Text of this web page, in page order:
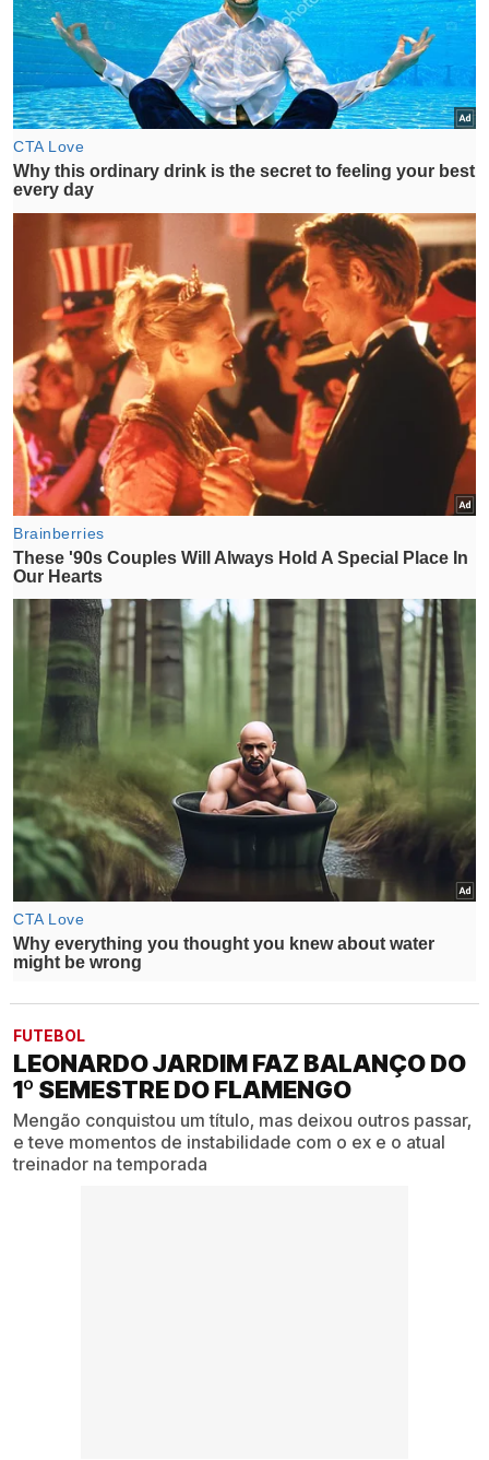
FUTEBOL
LEONARDO JARDIM FAZ BALANÇO DO
1º SEMESTRE DO FLAMENGO
Mengão conquistou um título, mas deixou outros passar,
e teve momentos de instabilidade com o ex e o atual
treinador na temporada